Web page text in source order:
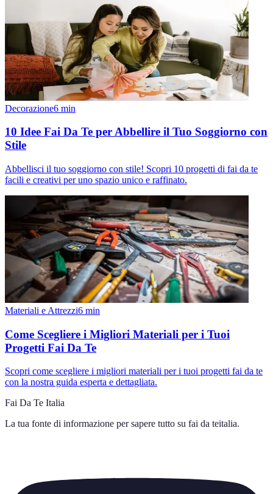
Decorazione6 min
10 Idee Fai Da Te per Abbellire il Tuo Soggiorno con
Stile
Abbellisci il tuo soggiorno con stile! Scopri 10 progetti di fai da te
facili e creativi per uno spazio unico e raffinato.
Materiali e Attrezzi6 min
Come Scegliere i Migliori Materiali per i Tuoi
Progetti Fai Da Te
Scopri come scegliere i migliori materiali per i tuoi progetti fai da te
con la nostra guida esperta e dettagliata.
Fai Da Te Italia
La tua fonte di informazione per sapere tutto su fai da teitalia.